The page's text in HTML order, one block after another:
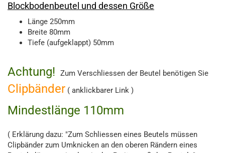
Blockbodenbeutel und dessen Größe
Länge 250mm
Breite 80mm
Tiefe (aufgeklappt) 50mm
Achtung! Zum Verschliessen der Beutel benötigen Sie
Clipbänder ( anklickbarer Link )
Mindestlänge 110mm
( Erklärung dazu: "Zum Schliessen eines Beutels müssen
Clipbänder zum Umknicken an den oberen Rändern eines